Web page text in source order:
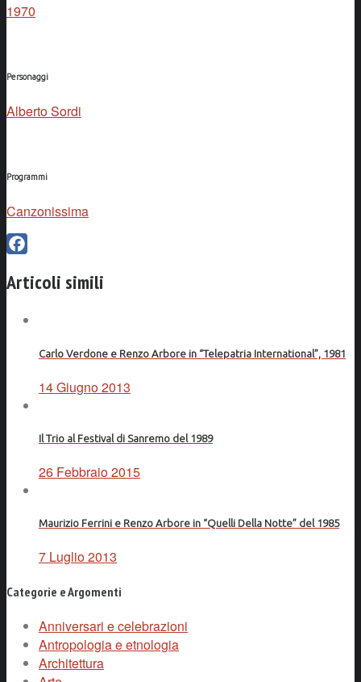
1970
Personaggi
Alberto Sordi
Programmi
Canzonissima
Articoli simili
Carlo Verdone e Renzo Arbore in “Telepatria International”, 1981
14 Giugno 2013
Il Trio al Festival di Sanremo del 1989
26 Febbraio 2015
Maurizio Ferrini e Renzo Arbore in “Quelli Della Notte” del 1985
7 Luglio 2013
Categorie e Argomenti
Anniversari e celebrazioni
Antropologia e etnologia
Architettura